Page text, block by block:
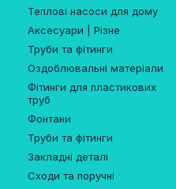
Теплові насоси для дому
Аксесуари | Різне
Труби та фітинги
Оздоблювальні матеріали
Фітинги для пластикових
труб
Фонтани
Труби та фітинги
Закладні деталі
Сходи та поручні